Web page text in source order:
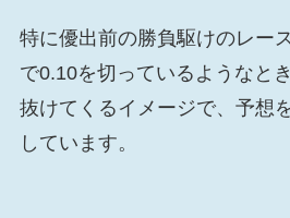
特に優出前の勝負駆けのレー
で0.10を切っているようなと
抜けてくるイメージで、予想
しています。